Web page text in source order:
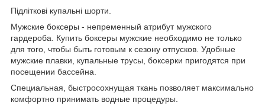
Підліткові купальні шорти.
Мужские боксеры - непременный атрибут мужского
гардероба. Купить боксеры мужские необходимо не только
для того, чтобы быть готовым к сезону отпусков. Удобные
мужские плавки, купальные трусы, боксерки пригодятся при
посещении бассейна.
Cпециальная, быстросохнущая ткань позволяет максимально
комфортно принимать водные процедуры.